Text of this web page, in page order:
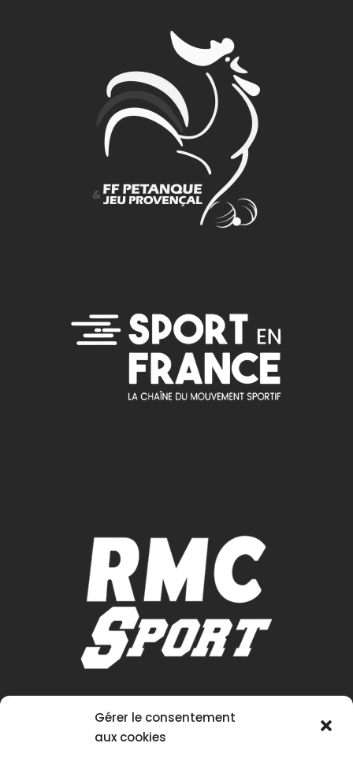
Gérer le consentement
aux cookies